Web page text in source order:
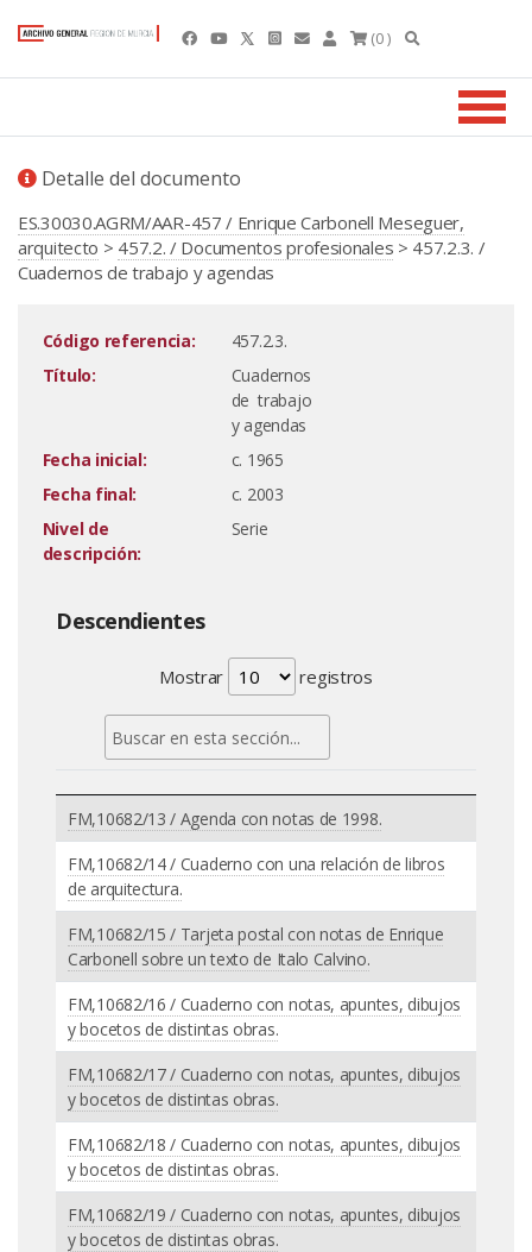
(0 )
Detalle del documento
ES.30030.AGRM/AAR-457 / Enrique Carbonell Meseguer,
arquitecto > 457.2. / Documentos profesionales > 457.2.3. /
Cuadernos de trabajo y agendas
Código referencia:
457.2.3.
Título:
Cuadernos
de trabajo
y agendas
Fecha inicial:
c. 1965
Fecha final:
c. 2003
Nivel de
descripción:
Serie
Descendientes
Mostrar registros
FM,10682/13 / Agenda con notas de 1998.
FM,10682/14 / Cuaderno con una relación de libros
de arquitectura.
FM,10682/15 / Tarjeta postal con notas de Enrique
Carbonell sobre un texto de Italo Calvino.
FM,10682/16 / Cuaderno con notas, apuntes, dibujos
y bocetos de distintas obras.
FM,10682/17 / Cuaderno con notas, apuntes, dibujos
y bocetos de distintas obras.
FM,10682/18 / Cuaderno con notas, apuntes, dibujos
y bocetos de distintas obras.
FM,10682/19 / Cuaderno con notas, apuntes, dibujos
y bocetos de distintas obras.